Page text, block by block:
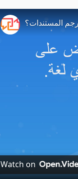
المستندات؟
Watch on